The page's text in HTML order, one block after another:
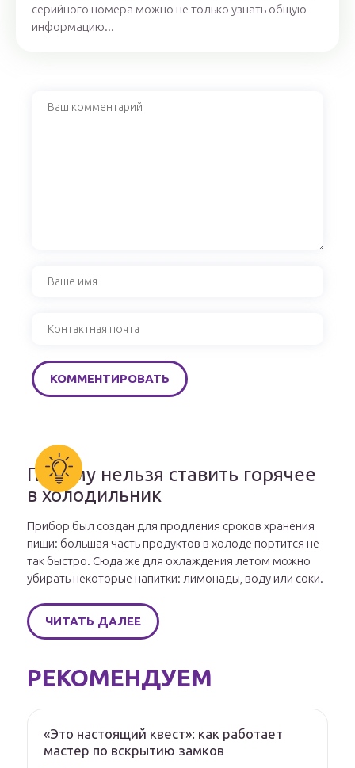
серийного номера можно не только узнать общую
информацию...
Почему нельзя ставить горячее
в холодильник
Прибор был создан для продления сроков хранения
пищи: большая часть продуктов в холоде портится не
так быстро. Сюда же для охлаждения летом можно
убирать некоторые напитки: лимонады, воду или соки.
ЧИТАТЬ ДАЛЕЕ
РЕКОМЕНДУЕМ
«Это настоящий квест»: как работает
мастер по вскрытию замков